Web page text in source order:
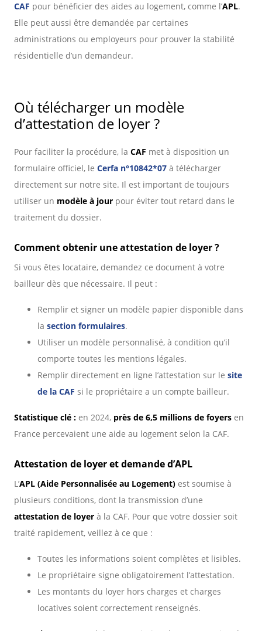
CAF pour bénéficier des aides au logement, comme l’APL.
Elle peut aussi être demandée par certaines
administrations ou employeurs pour prouver la stabilité
résidentielle d’un demandeur.
Où télécharger un modèle
d’attestation de loyer ?
Pour faciliter la procédure, la CAF met à disposition un
formulaire officiel, le Cerfa n°10842*07 à télécharger
directement sur notre site. Il est important de toujours
utiliser un modèle à jour pour éviter tout retard dans le
traitement du dossier.
Comment obtenir une attestation de loyer ?
Si vous êtes locataire, demandez ce document à votre
bailleur dès que nécessaire. Il peut :
Remplir et signer un modèle papier disponible dans
la section formulaires.
Utiliser un modèle personnalisé, à condition qu’il
comporte toutes les mentions légales.
Remplir directement en ligne l’attestation sur le site
de la CAF si le propriétaire a un compte bailleur.
Statistique clé : en 2024, près de 6,5 millions de foyers en
France percevaient une aide au logement selon la CAF.
Attestation de loyer et demande d’APL
L’APL (Aide Personnalisée au Logement) est soumise à
plusieurs conditions, dont la transmission d’une
attestation de loyer à la CAF. Pour que votre dossier soit
traité rapidement, veillez à ce que :
Toutes les informations soient complètes et lisibles.
Le propriétaire signe obligatoirement l’attestation.
Les montants du loyer hors charges et charges
locatives soient correctement renseignés.